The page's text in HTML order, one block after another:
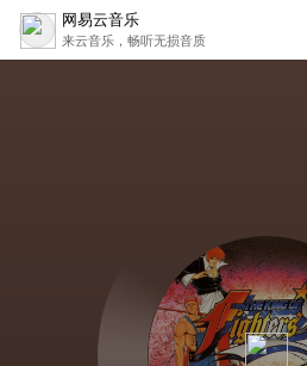
网易云音乐
来云音乐，畅听无损音质